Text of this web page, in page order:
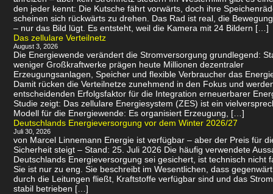
den jeder kennt: Die Kutsche fährt vorwärts, doch ihre
scheinen sich rückwärts zu drehen. Das Rad ist real, die
– nur das Bild lügt. Es entsteht, weil die Kamera mit 24 Bildern […]
Das zellulare Verteilnetz
August 3, 2026
Die Energiewende verändert die Stromversorgung grundlegend:
weniger Großkraftwerke prägen heute Millionen dezentraler
Erzeugungsanlagen, Speicher und flexible Verbraucher das
Damit rücken die Verteilnetze zunehmend in den Fokus und
entscheidenden Erfolgsfaktor für die Integration erneuerbarer
Studie zeigt: Das zellulare Energiesystem (ZES) ist ein
Modell für die Energiewende: Es organisiert Erzeugung, […]
Deutschlands Energieversorgung vor dem Winter 2026/27
Juli 30, 2026
von Marcel Linnemann Energie ist verfügbar – aber der Preis für
Sicherheit steigt – Stand: 25. Juli 2026 Die häufig verwendete
Deutschlands Energieversorgung sei gesichert, ist technisch nicht
Sie ist nur zu eng. Sie beschreibt im Wesentlichen, dass
durch die Leitungen fließt, Kraftstoffe verfügbar sind und das
stabil betrieben […]